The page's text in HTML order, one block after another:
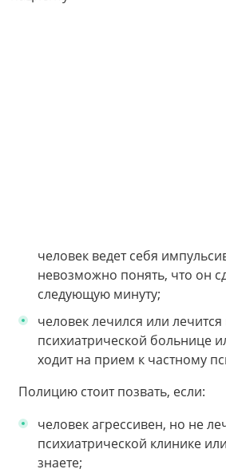
человек ведет себя
невозможно понять, что он
следующую минуту;
человек лечился или лечится
психиатрической больнице
ходит на прием к частному
Полицию стоит позвать, если:
человек агрессивен, но не
психиатрической клинике
знаете;